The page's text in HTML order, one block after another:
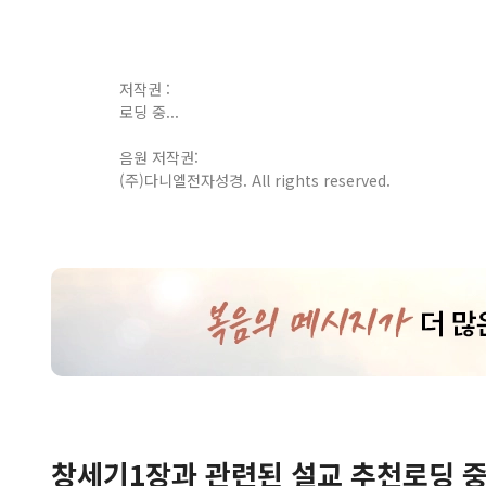
저작권 :
로딩 중...
음원 저작권:
(주)다니엘전자성경. All rights reserved.
창세기1장과 관련된 설교 추천로딩